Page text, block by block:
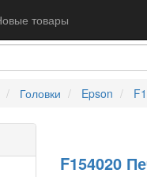
товары
Головки Epson
F154020